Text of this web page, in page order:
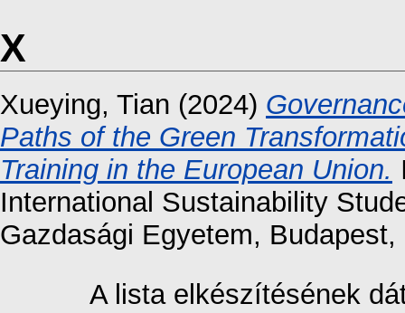
X
Xueying, Tian (2024)
Paths of the Green
Training in the European Union.
International Sustainability
Gazdasági Egyetem,
A lista elkészítésének